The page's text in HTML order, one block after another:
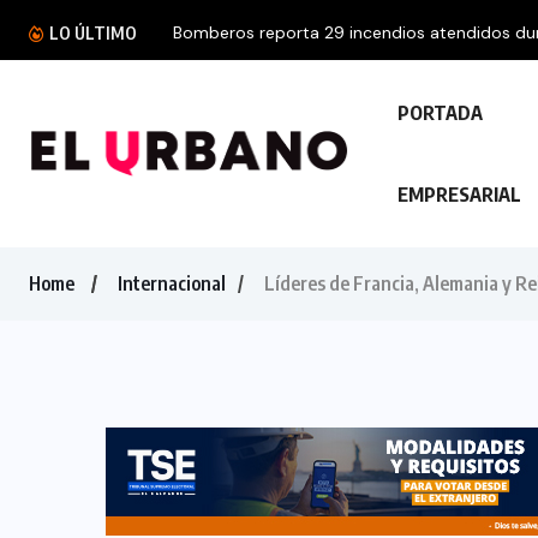
LO ÚLTIMO Bomberos reporta 29 incendios atendidos
PORTADA
EMPRESARIAL
Home Internacional Líderes de Francia, Alemania y